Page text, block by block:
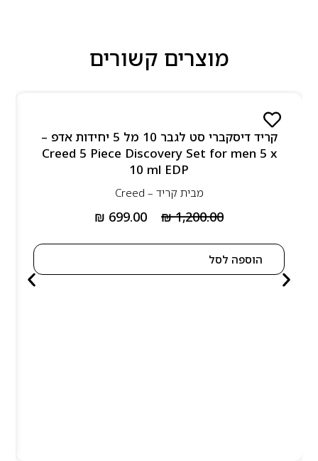
מוצרים קשורים
קריד דיסקברי סט לגבר 10 מל 5 יחידות אדפ –
Creed 5 Piece Discovery Set for men 5 x
10 ml EDP
מבית קריד – Creed
₪1,200.00
₪ 699.00
הוספה לסל